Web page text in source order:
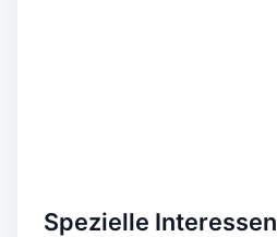
Spezielle Interessen